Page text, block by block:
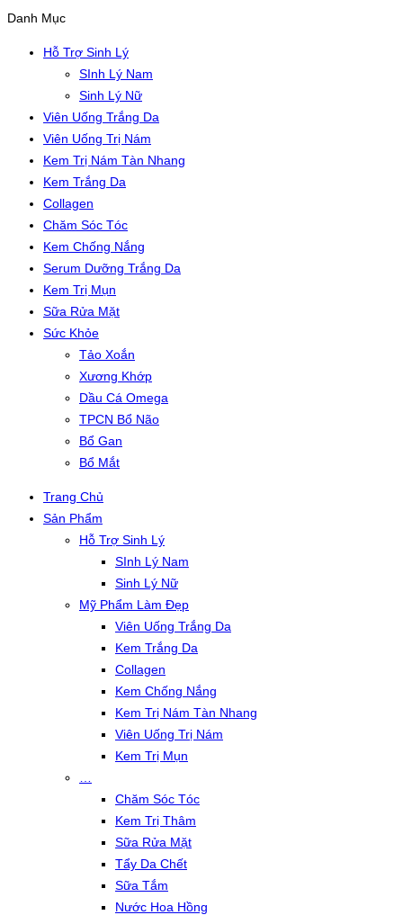
Danh Mục
Hỗ Trợ Sinh Lý
SInh Lý Nam
Sinh Lý Nữ
Viên Uống Trắng Da
Viên Uống Trị Nám
Kem Trị Nám Tàn Nhang
Kem Trắng Da
Collagen
Chăm Sóc Tóc
Kem Chống Nắng
Serum Dưỡng Trắng Da
Kem Trị Mụn
Sữa Rửa Mặt
Sức Khỏe
Tảo Xoắn
Xương Khớp
Dầu Cá Omega
TPCN Bổ Não
Bổ Gan
Bổ Mắt
Trang Chủ
Sản Phẩm
Hỗ Trợ Sinh Lý
SInh Lý Nam
Sinh Lý Nữ
Mỹ Phẩm Làm Đẹp
Viên Uống Trắng Da
Kem Trắng Da
Collagen
Kem Chống Nắng
Kem Trị Nám Tàn Nhang
Viên Uống Trị Nám
Kem Trị Mụn
Chăm Sóc Tóc
Kem Trị Thâm
Sữa Rửa Mặt
Tẩy Da Chết
Sữa Tắm
Nước Hoa Hồng